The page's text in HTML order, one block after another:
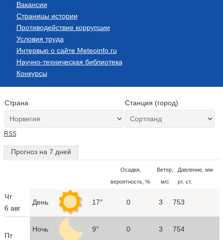
Вакансии
Страницы истории
Противодействие коррупции
Условия труда
Интервью о сайте Meteoinfo.ru
Научно-техническая библиотека
Конкурсы
Страна Станция (город)
RSS
Прогноз на 7 дней
Осадки,
вероятность, %
Ветер,
м/с
Давление, мм
рт. ст.
Чт
6 авг
День 17° 0 3 753
Пт
Ночь 9° 0 3 754